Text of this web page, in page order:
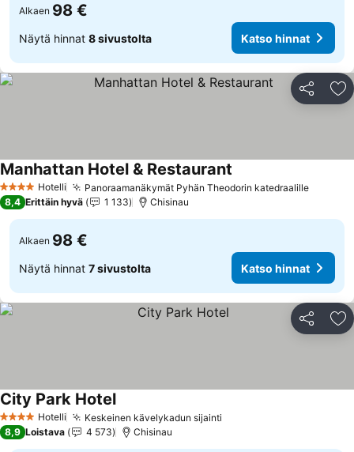
Alkaen 98 €
Näytä hinnat 8 sivustolta Katso hinnat
Jaa
4 Tähtiluokitus
Hotelli Panoraamanäkymät Pyhän Theodorin katedraalille
Manhattan Hotel & Restaurant
8,4 Erittäin hyvä 1 133 Chisinau
Alkaen 98 €
Näytä hinnat 7 sivustolta Katso hinnat
Jaa
4 Tähtiluokitus
Hotelli Keskeinen kävelykadun sijainti
City Park Hotel
8,9 Loistava 4 573 Chisinau